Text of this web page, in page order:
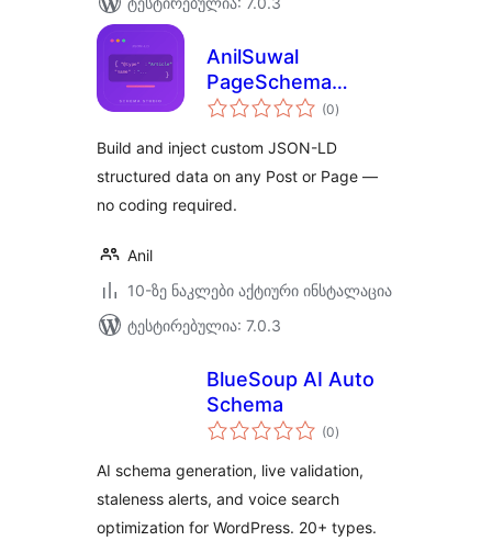
AnilSuwal
PageSchema
Studio
(0საერთო
რეიტინგი
)
Build and inject custom JSON-LD
structured data on any Post or Page —
no coding required.
Anil
10-ზე ნაკლები აქტიური ინსტალაცია
ტესტირებულია: 7.0.3
BlueSoup AI Auto
Schema
(0საერთო
რეიტინგი
)
AI schema generation, live validation,
staleness alerts, and voice search
optimization for WordPress. 20+ types.